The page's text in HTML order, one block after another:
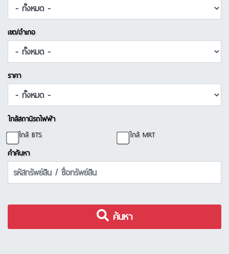
เขต/อำเภอ
ราคา
ใกล้สถานีรถไฟฟ้า
ใกล้ BTS
ใกล้ MRT
คำค้นหา
ค้นหา